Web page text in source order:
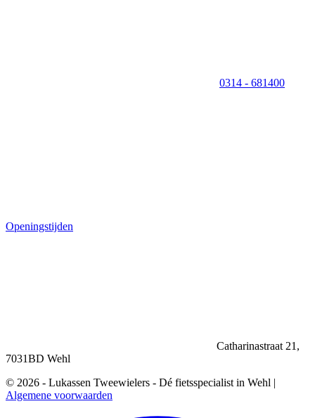
0314 - 681400
Openingstijden
Catharinastraat 21,
7031BD Wehl
© 2026 - Lukassen Tweewielers - Dé fietsspecialist in Wehl |
Algemene voorwaarden